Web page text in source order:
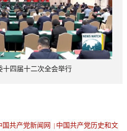
十四届十二次全会举行
国共产党新闻网 中国共产党历史和文